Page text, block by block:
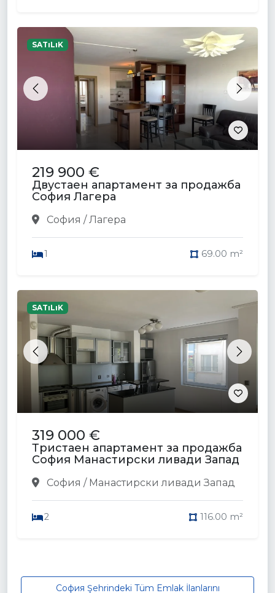
Previous Next
SATıLıK
219 900 €
Двустаен апартамент за продажба
София Лагера
София / Лагера
1 69.00 m²
Previous Next
SATıLıK
319 000 €
Тристаен апартамент за продажба
София Манастирски ливади Запад
София / Манастирски ливади Запад
2 116.00 m²
София Şehrindeki Tüm Emlak İlanlarını